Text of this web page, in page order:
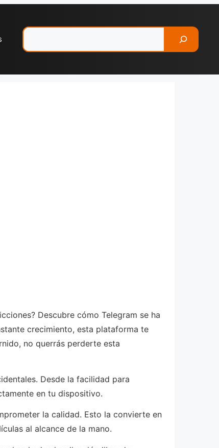
Descubre cómo Telegram se ha
crecimiento, esta plataforma te
no querrás perderte esta
Desde la facilidad para
en tu dispositivo.
la calidad. Esto la convierte en
al alcance de la mano.